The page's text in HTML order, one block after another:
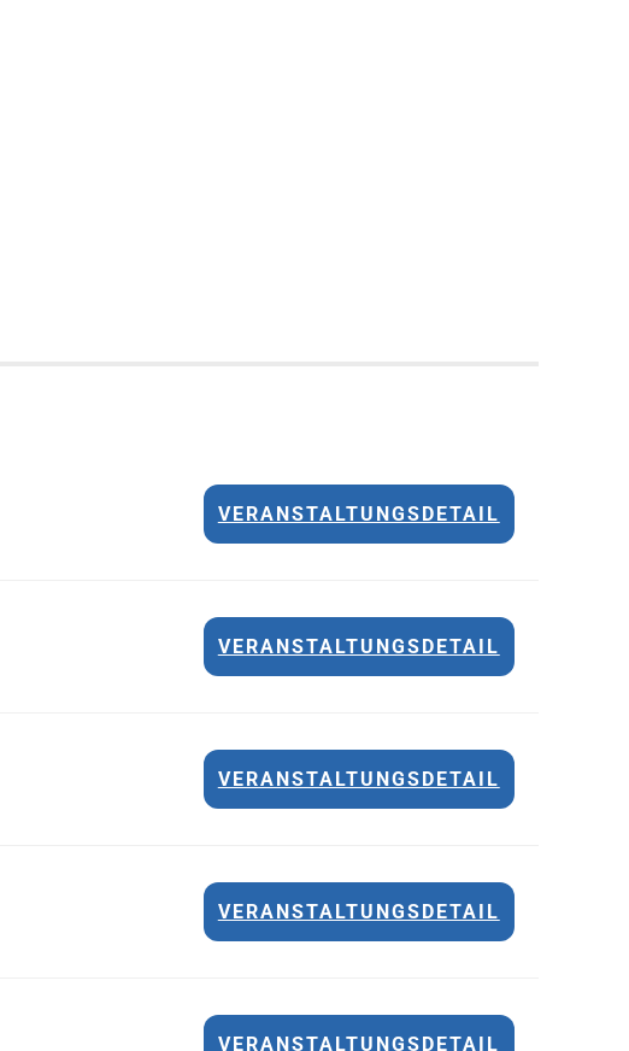
VERANSTALTUNGSDETAIL
VERANSTALTUNGSDETAIL
VERANSTALTUNGSDETAIL
VERANSTALTUNGSDETAIL
VERANSTALTUNGSDETAIL